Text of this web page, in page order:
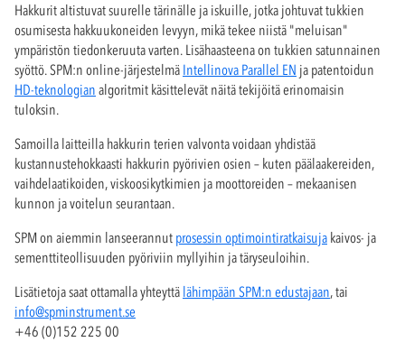
Hakkurit altistuvat suurelle tärinälle ja iskuille, jotka johtuvat tukkien
osumisesta hakkuukoneiden levyyn, mikä tekee niistä "meluisan"
ympäristön tiedonkeruuta varten. Lisähaasteena on tukkien satunnainen
syöttö. SPM:n online-järjestelmä Intellinova Parallel EN ja patentoidun
HD-teknologian algoritmit käsittelevät näitä tekijöitä erinomaisin
tuloksin.
Samoilla laitteilla hakkurin terien valvonta voidaan yhdistää
kustannustehokkaasti hakkurin pyörivien osien – kuten päälaakereiden,
vaihdelaatikoiden, viskoosikytkimien ja moottoreiden – mekaanisen
kunnon ja voitelun seurantaan.
SPM on aiemmin lanseerannut prosessin optimointiratkaisuja kaivos- ja
sementtiteollisuuden pyöriviin myllyihin ja täryseuloihin.
Lisätietoja saat ottamalla yhteyttä lähimpään SPM:n edustajaan, tai
info@spminstrument.se
+46 (0)152 225 00